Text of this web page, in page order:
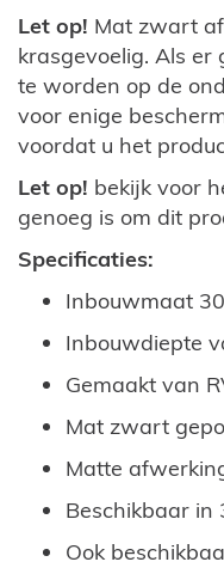
Let op! Mat zwart
krasgevoelig. Als
te worden op de
voor enige
voordat u het
Let op! bekijk voor
genoeg is om dit
Specificaties:
Inbouwmaat
Inbouwdiepte
Gemaakt van
Mat zwart
Matte
Beschikbaar in
Ook